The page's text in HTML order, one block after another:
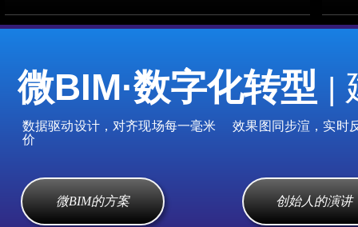
帮助你实现零误差设计，即使不跑工地，也能确保设计的每个细节都
多具
委会
青年
力支
微BIM·数字化转型 |
数据驱动设计，对齐现场每一毫米效果图同步渲，实
价
微BIM的方案 创始人的演讲